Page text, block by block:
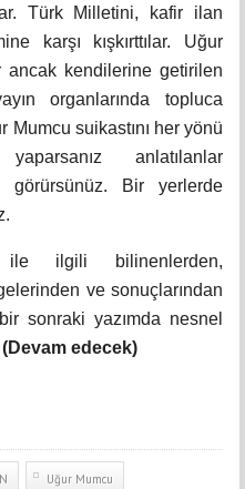
Türk Milletini, kafir ilan
karşı kışkırttılar. Uğur
ancak kendilerine getirilen
organlarında topluca
suikastını her yönü
anlatılanlar
görürsünüz. Bir yerlerde
ilgili bilinenlerden,
ve sonuçlarından
sonraki yazımda nesnel
(Devam edecek)
Uğur Mumcu